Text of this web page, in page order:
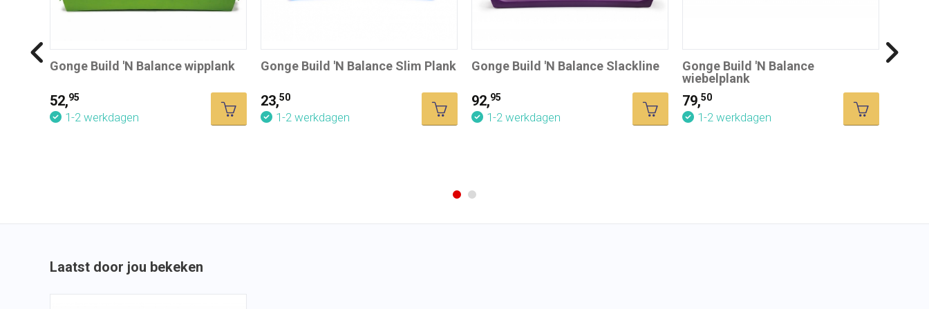
Gonge Build 'N Balance wipplank
52,95
1-2 werkdagen
Gonge Build 'N Balance Slim Plank
23,50
1-2 werkdagen
Gonge Build 'N Balance Slackline
92,95
1-2 werkdagen
Gonge Build 'N Balance
wiebelplank
79,50
1-2 werkdagen
Laatst door jou bekeken